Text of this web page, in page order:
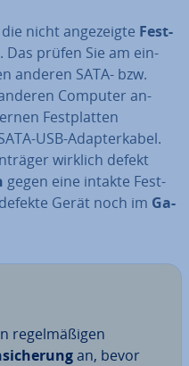
nicht an­ge­zeig­te Fest­
Das prüfen Sie am ein­
anderen SATA- bzw.
Computer an­
Fest­plat­ten
USB-Ad­ap­ter­ka­bel.
wirklich defekt
gegen eine intakte Fest­
Gerät noch im Ga­
re­gel­mä­ßi­gen
an, bevor